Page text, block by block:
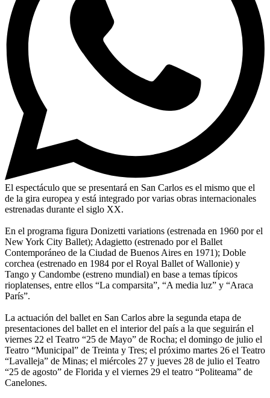
El espectáculo que se presentará en San Carlos es el mismo que el
de la gira europea y está integrado por varias obras internacionales
estrenadas durante el siglo XX.
En el programa figura Donizetti variations (estrenada en 1960 por el
New York City Ballet); Adagietto (estrenado por el Ballet
Contemporáneo de la Ciudad de Buenos Aires en 1971); Doble
corchea (estrenado en 1984 por el Royal Ballet of Wallonie) y
Tango y Candombe (estreno mundial) en base a temas típicos
rioplatenses, entre ellos “La comparsita”, “A media luz” y “Araca
París”.
La actuación del ballet en San Carlos abre la segunda etapa de
presentaciones del ballet en el interior del país a la que seguirán el
viernes 22 el Teatro “25 de Mayo” de Rocha; el domingo de julio el
Teatro “Municipal” de Treinta y Tres; el próximo martes 26 el Teatro
“Lavalleja” de Minas; el miércoles 27 y jueves 28 de julio el Teatro
“25 de agosto” de Florida y el viernes 29 el teatro “Politeama” de
Canelones.